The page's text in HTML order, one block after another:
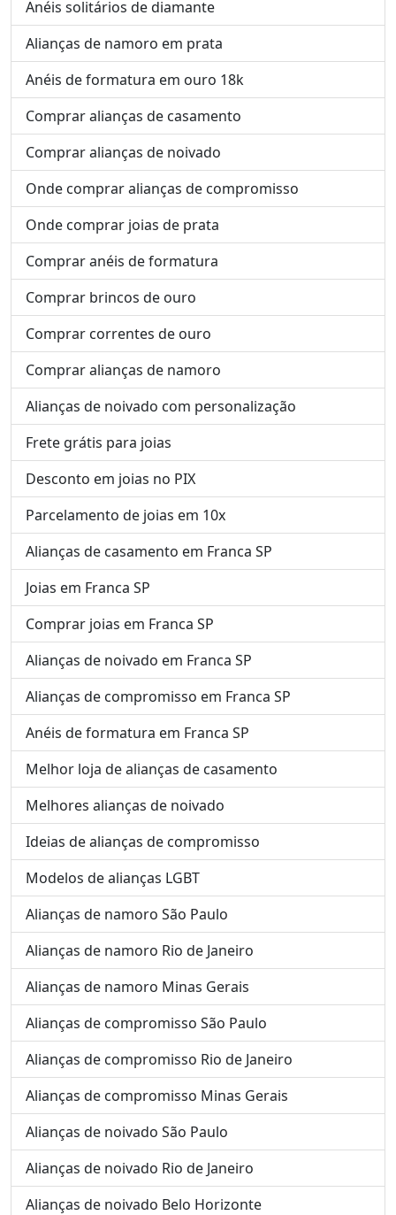
Anéis solitários de diamante
Alianças de namoro em prata
Anéis de formatura em ouro 18k
Comprar alianças de casamento
Comprar alianças de noivado
Onde comprar alianças de compromisso
Onde comprar joias de prata
Comprar anéis de formatura
Comprar brincos de ouro
Comprar correntes de ouro
Comprar alianças de namoro
Alianças de noivado com personalização
Frete grátis para joias
Desconto em joias no PIX
Parcelamento de joias em 10x
Alianças de casamento em Franca SP
Joias em Franca SP
Comprar joias em Franca SP
Alianças de noivado em Franca SP
Alianças de compromisso em Franca SP
Anéis de formatura em Franca SP
Melhor loja de alianças de casamento
Melhores alianças de noivado
Ideias de alianças de compromisso
Modelos de alianças LGBT
Alianças de namoro São Paulo
Alianças de namoro Rio de Janeiro
Alianças de namoro Minas Gerais
Alianças de compromisso São Paulo
Alianças de compromisso Rio de Janeiro
Alianças de compromisso Minas Gerais
Alianças de noivado São Paulo
Alianças de noivado Rio de Janeiro
Alianças de noivado Belo Horizonte